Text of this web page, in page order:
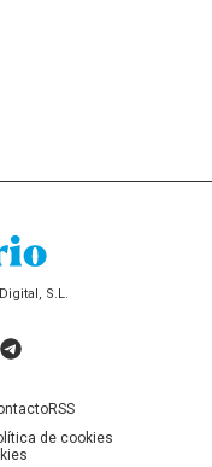
S.L.
RSS
de cookies
TikTok
Telegram